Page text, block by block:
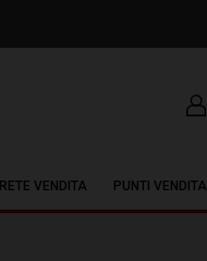
RETE VENDITA PUNTI VENDITA